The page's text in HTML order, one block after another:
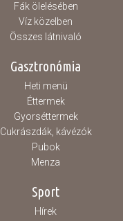
Fák ölelésében
Víz közelben
Összes látnivaló
Gasztronómia
Heti menü
Éttermek
Gyorséttermek
Cukrászdák, kávézók
Pubok
Menza
Sport
Hírek